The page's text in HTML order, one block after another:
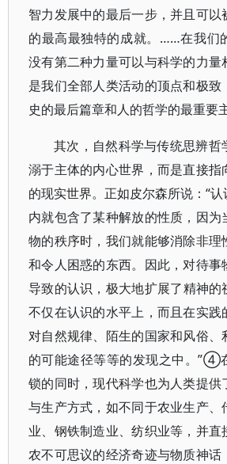
智力发展中的最后一步，并且可以
的最高最独特的成就。……在我们
没有第二种力量可以与科学的力量
是我们全部人类活动的顶点和极致
史的最后篇章和人的哲学的最重
其次，自然科学与传统思辨哲
溺于主体的内心世界，而是直接指
的现实世界。正如皮尔森所说：“
内就包含了某种解放的性质，因为
物的秩序时，我们就能够消除非理
和令人困惑的东西。因此，对待事
导致的认识，极大地扩展了精神
不仅在认识的水平上，而且在实践
对自然规律、陌生的国家和风俗、
的可能途径等等的发现之中。”④
锁的同时，现代科学也为人类提供
与生产方式，如不同于农业生产、
业、钢铁制造业、纺织业等，并直
农不可思议的经济奇迹与物质神话